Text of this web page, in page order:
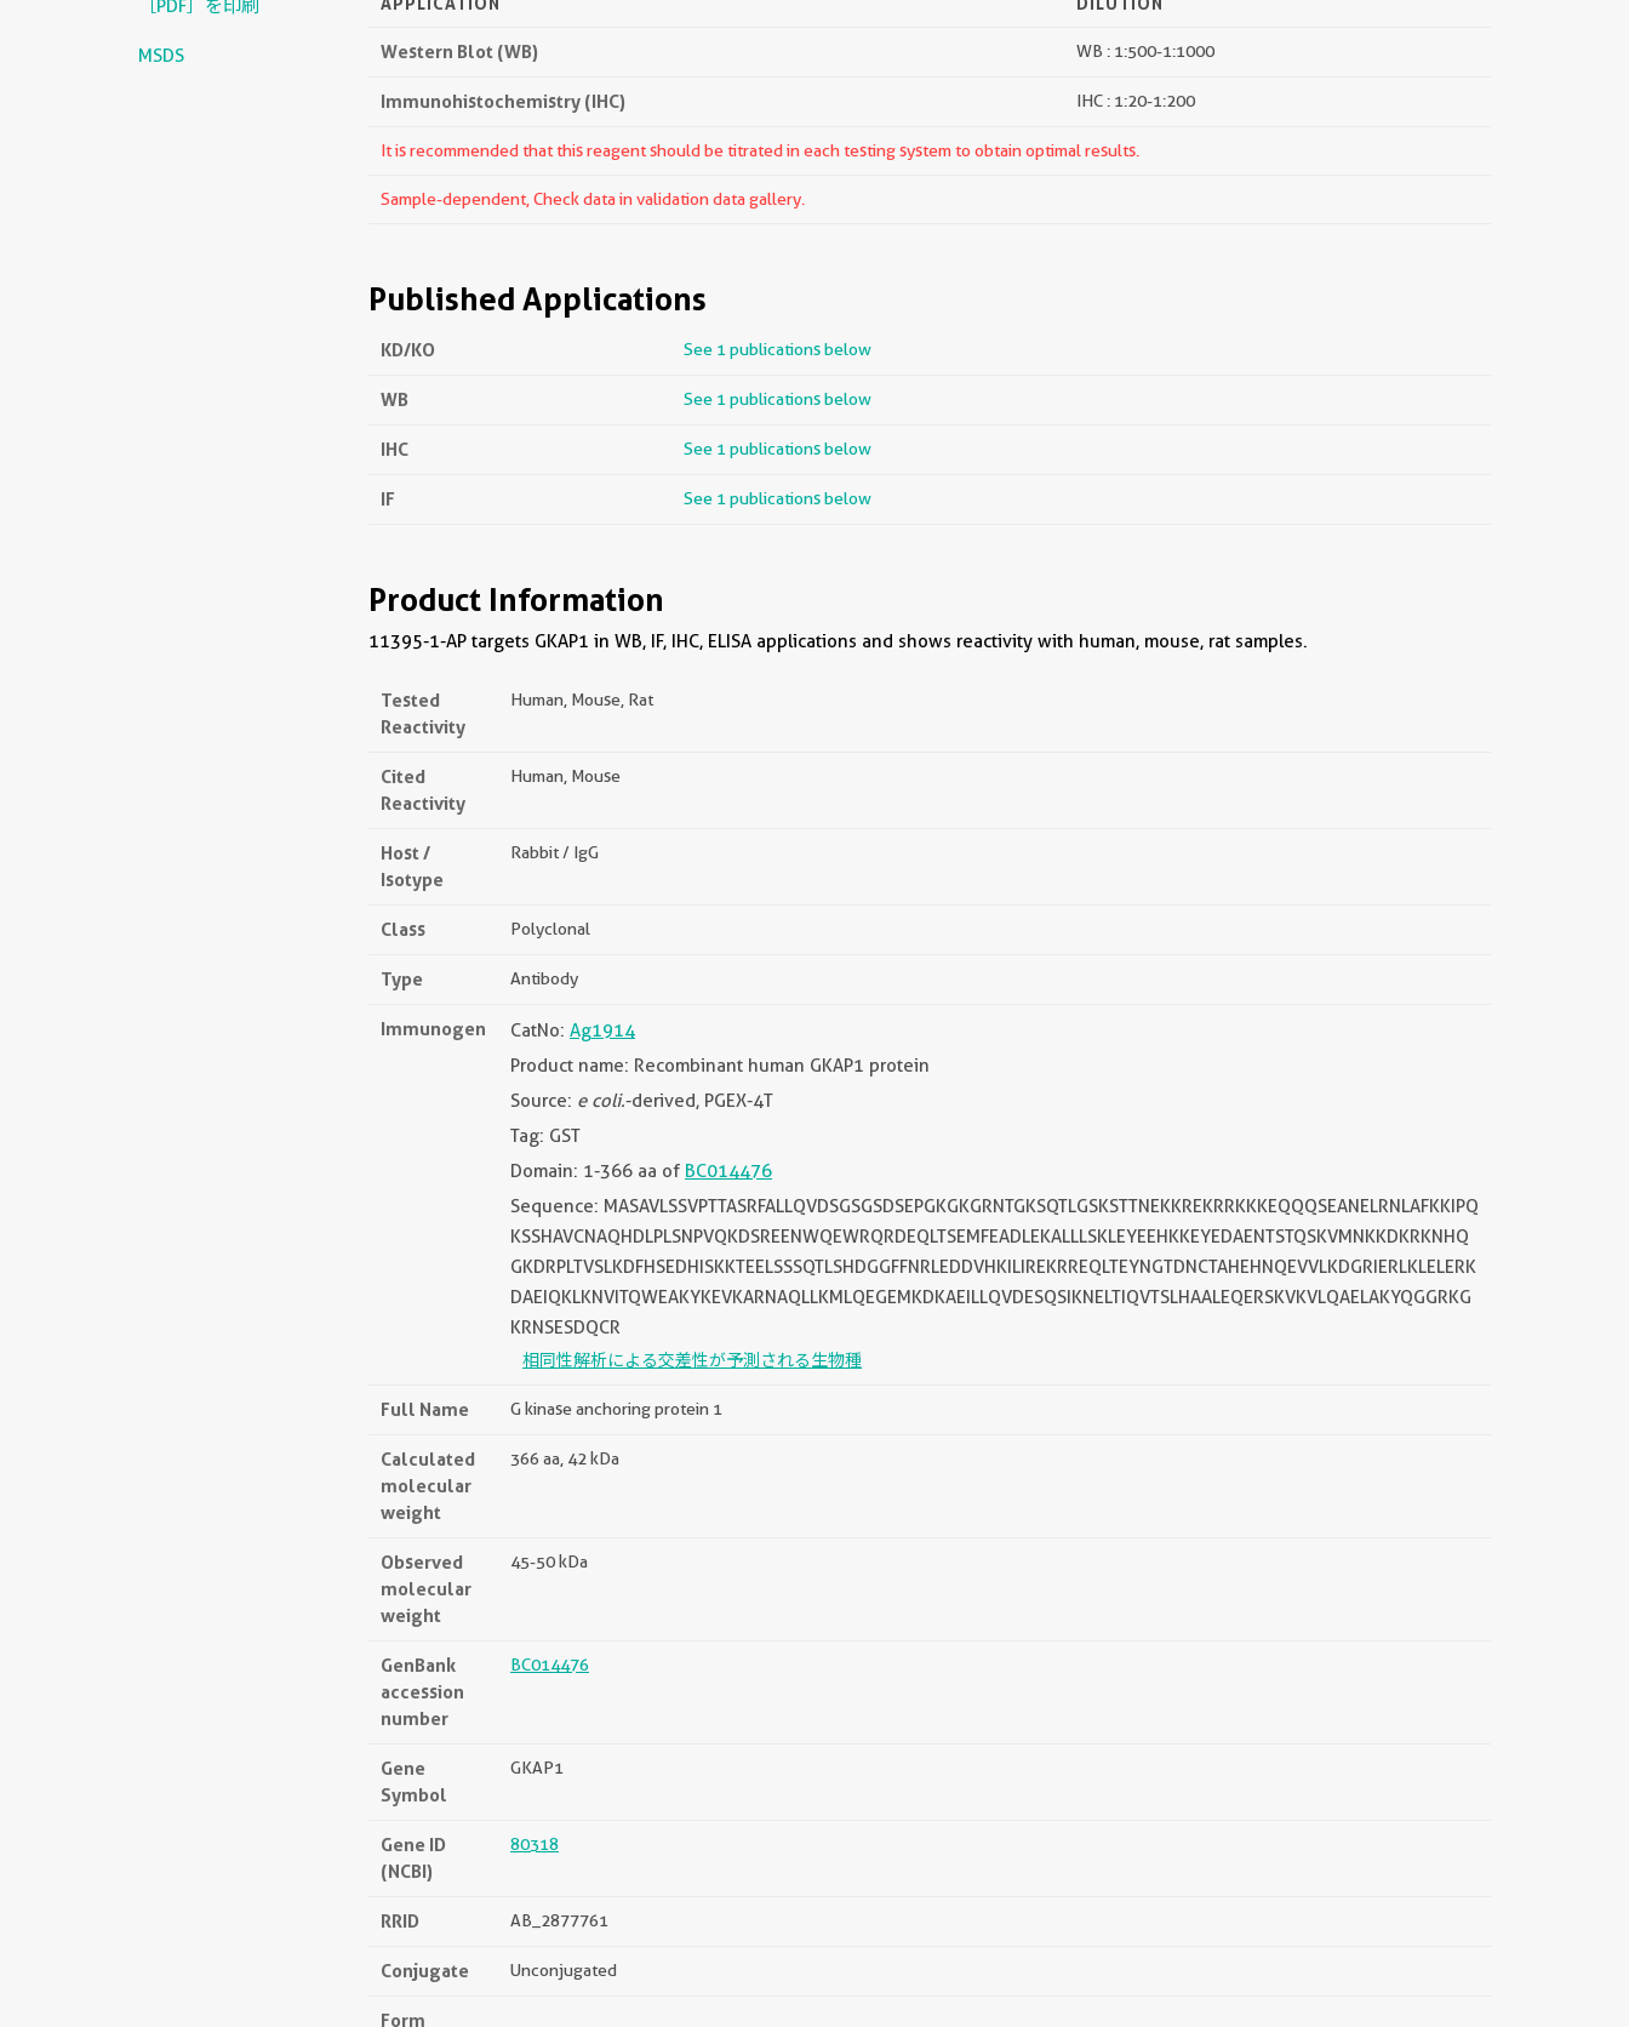
［PDF］を印刷
MSDS Western Blot (WB) WB : 1:500-1:1000
Immunohistochemistry (IHC) IHC : 1:20-1:200
It is recommended that this reagent should be titrated in each testing system to obtain optimal results.
Sample-dependent, Check data in validation data gallery.
Published Applications
KD/KO See 1 publications below
WB See 1 publications below
IHC See 1 publications below
IF See 1 publications below
Product Information
11395-1-AP targets GKAP1 in WB, IF, IHC, ELISA applications and shows reactivity with human, mouse, rat samples.
Tested
Reactivity
Human, Mouse, Rat
Cited
Reactivity
Human, Mouse
Host /
Isotype
Rabbit / IgG
Class Polyclonal
Type Antibody
Immunogen CatNo: Ag1914
Product name: Recombinant human GKAP1 protein
Source: e coli.-derived, PGEX-4T
Tag: GST
Domain: 1-366 aa of BC014476
Sequence: MASAVLSSVPTTASRFALLQVDSGSGSDSEPGKGKGRNTGKSQTLGSKSTTNEKKREKRRKKKEQQQSEANELRNLAFKKIPQ
KSSHAVCNAQHDLPLSNPVQKDSREENWQEWRQRDEQLTSEMFEADLEKALLLSKLEYEEHKKEYEDAENTSTQSKVMNKKDKRKNHQ
GKDRPLTVSLKDFHSEDHISKKTEELSSSQTLSHDGGFFNRLEDDVHKILIREKRREQLTEYNGTDNCTAHEHNQEVVLKDGRIERLKLELERK
DAEIQKLKNVITQWEAKYKEVKARNAQLLKMLQEGEMKDKAEILLQVDESQSIKNELTIQVTSLHAALEQERSKVKVLQAELAKYQGGRKG
KRNSESDQCR
相同性解析による交差性が予測される生物種
Full Name G kinase anchoring protein 1
Calculated
molecular
weight
366 aa, 42 kDa
Observed
molecular
weight
45-50 kDa
GenBank
accession
number
BC014476
Gene
Symbol
GKAP1
Gene ID
(NCBI)
80318
RRID AB_2877761
Conjugate Unconjugated
Form